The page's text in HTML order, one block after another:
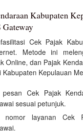
Kabupaten
Cek Pajak
Metode ini
Online, dan Pajak
Kabupaten Kepulauan
Cek Pajak
sesuai petunjuk.
layanan Cek